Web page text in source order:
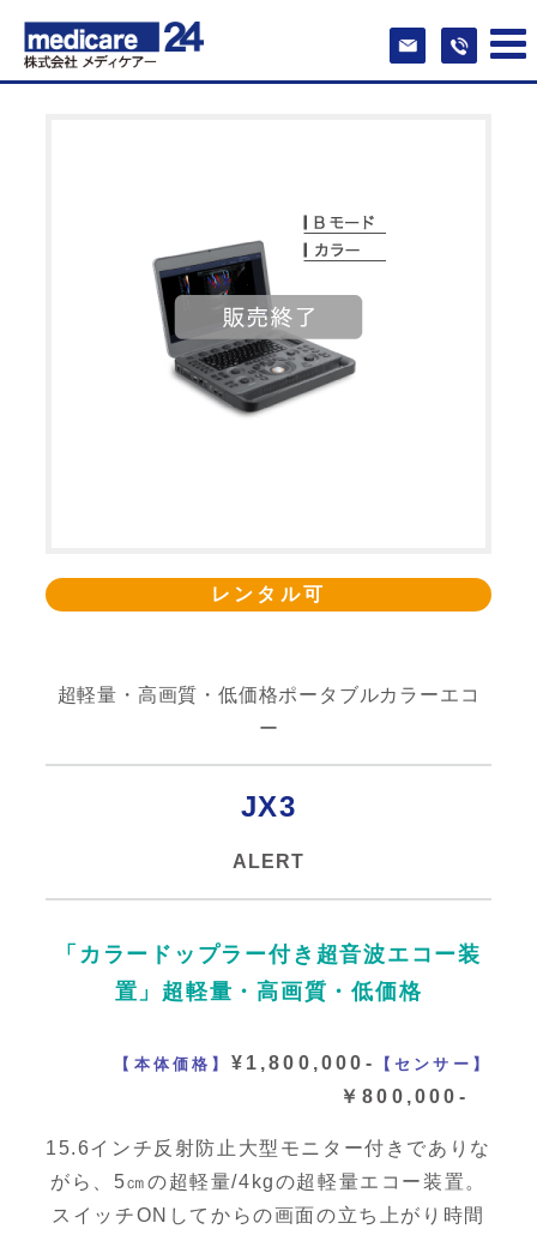
レンタル可
超軽量・高画質・低価格ポータブルカラーエコ
ー
JX3
ALERT
「カラードップラー付き超音波エコー装
置」超軽量・高画質・低価格
【本体価格】 ¥1,800,000- 【センサー】
￥800,000-
15.6インチ反射防止大型モニター付きでありな
がら、5㎝の超軽量/4kgの超軽量エコー装置。
スイッチONしてからの画面の立ち上がり時間